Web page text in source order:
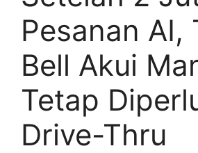
Pesanan AI,
Bell Akui
Tetap
Drive-Thru